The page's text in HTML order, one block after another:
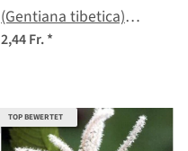
(Gentiana tibetica)
Samen
2,44 Fr.*
TOP BEWERTET